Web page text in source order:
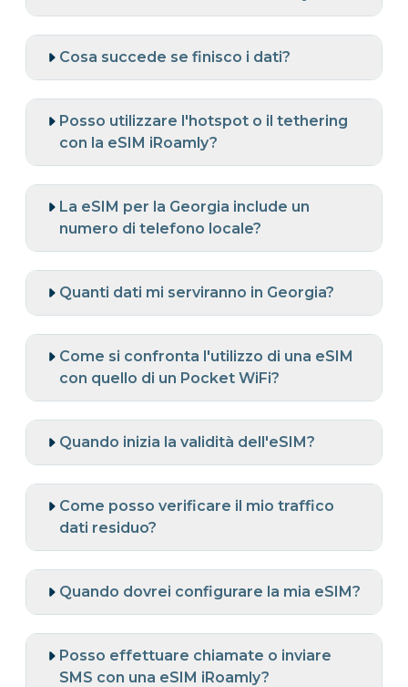
Cosa succede se finisco i dati?
Posso utilizzare l'hotspot o il tethering
con la eSIM iRoamly?
La eSIM per la Georgia include un
numero di telefono locale?
Quanti dati mi serviranno in Georgia?
Come si confronta l'utilizzo di una eSIM
con quello di un Pocket WiFi?
Quando inizia la validità dell'eSIM?
Come posso verificare il mio traffico
dati residuo?
Quando dovrei configurare la mia eSIM?
Posso effettuare chiamate o inviare
SMS con una eSIM iRoamly?